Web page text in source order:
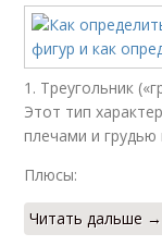
1. Треугольник
Этот тип
плечами и
Плюсы:
Читать дальше →